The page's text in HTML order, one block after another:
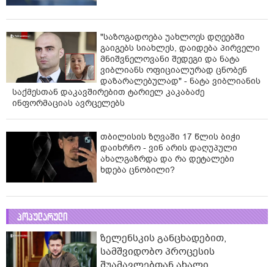
"საზოგადოება უახლოეს დღეებში
გაიგებს სიახლეს, დაიდება პირველი
მნიშვნელოვანი შედეგი და ნატა
ვიბლიანს ოფიციალურად ცნობენ
დაზარალებულად" - ნატა ვიბლიანის
საქმესთან დაკავშირებით ტარიელ კაკაბაძე
ინფორმაციას ავრცელებს
თბილისის ზღვაში 17 წლის ბიჭი
დაიხრჩო - ვინ არის დაღუპული
ახალგაზრდა და რა დეტალები
ხდება ცნობილი?
პოპულარული
ზელენსკის განცხადებით,
სამშვიდობო პროცესის